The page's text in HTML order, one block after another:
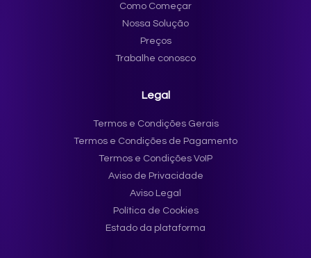
Como Começar
Nossa Solução
Preços
Trabalhe conosco
Legal
Termos e Condições Gerais
Termos e Condições de Pagamento
Termos e Condições VoIP
Aviso de Privacidade
Aviso Legal
Política de Cookies
Estado da plataforma